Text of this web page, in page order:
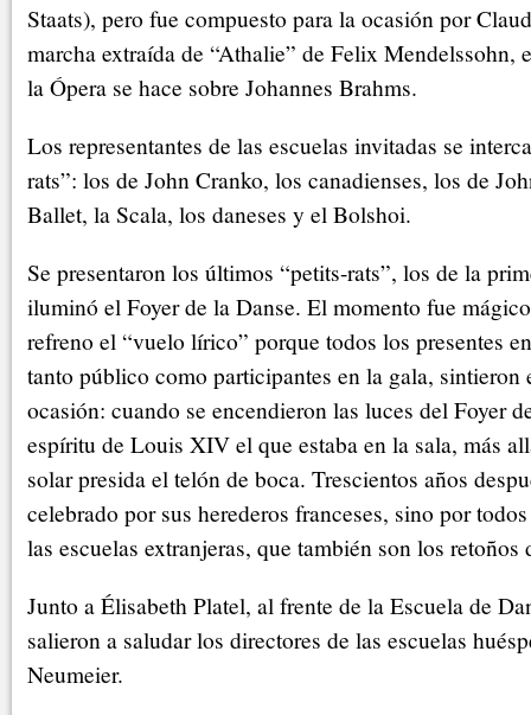
Staats), pero fue compuesto para la ocasión por
marcha extraída de “Athalie” de Felix Mendelssohn,
la Ópera se hace sobre Johannes Brahms.
Los representantes de las escuelas invitadas se
rats”: los de John Cranko, los canadienses, los de
Ballet, la Scala, los daneses y el Bolshoi.
Se presentaron los últimos “petits-rats”, los de la
iluminó el Foyer de la Danse. El momento fue
refreno el “vuelo lírico” porque todos los presentes
tanto público como participantes en la gala, sintieron
ocasión: cuando se encendieron las luces del Foyer
espíritu de Louis XIV el que estaba en la sala, más
solar presida el telón de boca. Trescientos años
celebrado por sus herederos franceses, sino por
las escuelas extranjeras, que también son los
Junto a Élisabeth Platel, al frente de la Escuela de
salieron a saludar los directores de las escuelas
Neumeier.